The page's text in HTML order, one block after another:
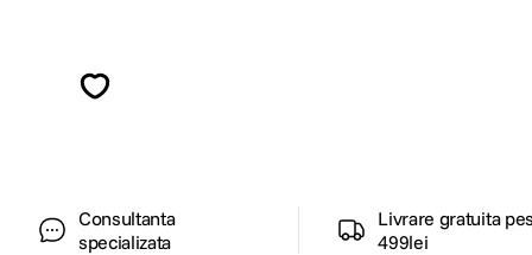
Consultanta
specializata
Livrare gratuita
499lei